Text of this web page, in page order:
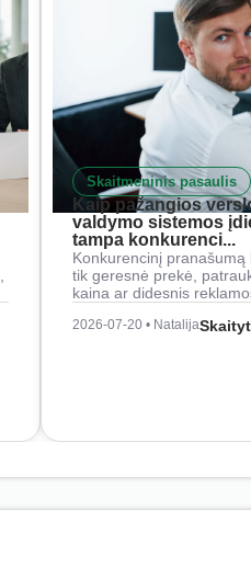
Skaitmeninis pasaulis
Kaip pažangios
valdymo sistemos
tampa konkurenci...
Konkurencinį pranašumą
tik geresnė prekė,
kaina ar didesnis
2026-07-20 • Natalija